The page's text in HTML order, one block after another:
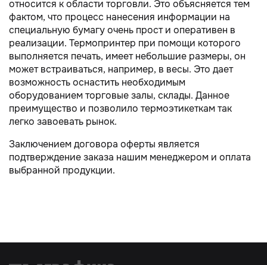
относится к области торговли. Это объясняется тем
фактом, что процесс нанесения информации на
специальную бумагу очень прост и оперативен в
реализации. Термопринтер при помощи которого
выполняется печать, имеет небольшие размеры, он
может встраиваться, например, в весы. Это дает
возможность оснастить необходимым
оборудованием торговые залы, склады. Данное
преимущество и позволило термоэтикеткам так
легко завоевать рынок.
Заключением договора оферты является
подтверждение заказа нашим менеджером и оплата
выбранной продукции.